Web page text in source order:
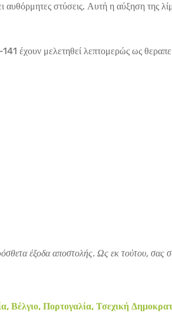
αυθόρμητες στύσεις. Αυτή η αύξηση της
μελετηθεί λεπτομερώς ως
έξοδα αποστολής. Ως εκ τούτου, σας
Βέλγιο, Πορτογαλία, Τσεχική